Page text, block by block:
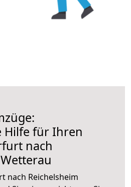
Hilfe für Ihren
nach
nach Reichelsheim